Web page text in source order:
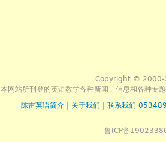
Copyright © 2000-
本网站所刊登的英语教学各种新闻﹑信息和各种专
陈雷英语简介
关于我们 联系我们
鲁ICP备